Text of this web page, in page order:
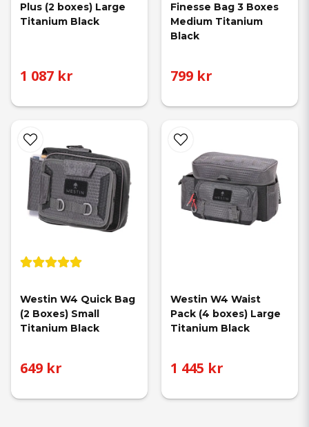
Plus (2 boxes) Large
Titanium Black
1 087 kr
Finesse Bag 3 Boxes
Medium Titanium
Black
799 kr
Westin W4 Quick Bag
(2 Boxes) Small
Titanium Black
649 kr
Westin W4 Waist
Pack (4 boxes) Large
Titanium Black
1 445 kr